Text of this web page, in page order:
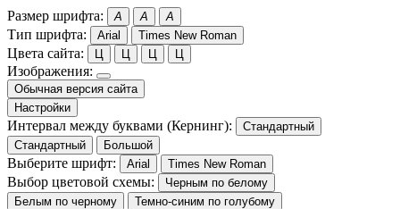
Размер шрифта: A A A
Тип шрифта: Arial Times New Roman
Цвета сайта: Ц Ц Ц Ц
Изображения:
Обычная версия сайта
Настройки
Интервал между буквами (Кернинг):
Стандартный
Стандартный
Большой
Выберите шрифт: Arial Times New Roman
Выбор цветовой схемы:
Черным по белому
Белым по черному
Темно-синим по голубому